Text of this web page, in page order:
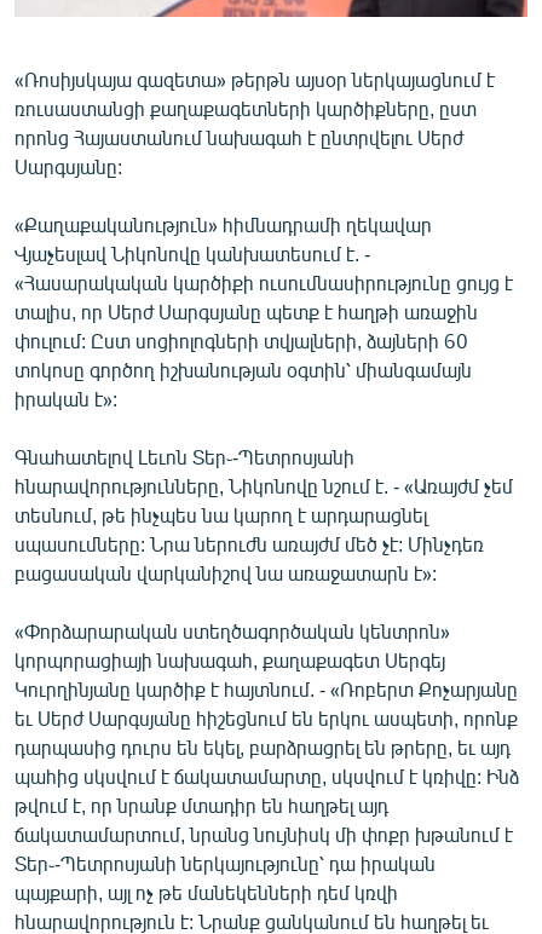
ԿՈՐՈՆԱՎԻՐՈՒՍ
ԱՐԽԻՎ
ՏԵՍԱՆՅՈՒԹԵՐ
ՁԳՏԵԼՈՎ ԼԱՎԱԳՈՒՅՆԻՆ
ՓՈԴՔԱՍԹ
Հայերեն
English
ՀԵՏԵՎԵՔ ՄԵԶ
«Ազատության» բոլոր կայքերը
«Ռոսիյսկայա գազետա» թերթն այսօր ներկայացնում է
ռուսաստանցի քաղաքագետների կարծիքները, ըստ
որոնց Հայաստանում նախագահ է ընտրվելու Սերժ
Սարգսյանը:
«Քաղաքականություն» հիմնադրամի ղեկավար
Վյաչեսլավ Նիկոնովը կանխատեսում է. -
«Հասարակական կարծիքի ուսումնասիրությունը ցույց է
տալիս, որ Սերժ Սարգսյանը պետք է հաղթի առաջին
փուլում: Ըստ սոցիոլոգների տվյալների, ձայների 60
տոկոսը գործող իշխանության օգտին՝ միանգամայն
իրական է»:
Գնահատելով Լեւոն Տեր֊-Պետրոսյանի
հնարավորությունները, Նիկոնովը նշում է. - «Առայժմ չեմ
տեսնում, թե ինչպես նա կարող է արդարացնել
սպասումները: Նրա ներուժն առայժմ մեծ չէ: Մինչդեռ
բացասական վարկանիշով նա առաջատարն է»:
«Փորձարարական ստեղծագործական կենտրոն»
կորպորացիայի նախագահ, քաղաքագետ Սերգեյ
Կուրղինյանը կարծիք է հայտնում. - «Ռոբերտ Քոչարյանը
եւ Սերժ Սարգսյանը հիշեցնում են երկու ասպետի, որոնք
դարպասից դուրս են եկել, բարձրացրել են թրերը, եւ այդ
պահից սկսվում է ճակատամարտը, սկսվում է կռիվը: Ինձ
թվում է, որ նրանք մտադիր են հաղթել այդ
ճակատամարտում, նրանց նույնիսկ մի փոքր խթանում է
Տեր֊-Պետրոսյանի ներկայությունը՝ դա իրական
պայքարի, այլ ոչ թե մանեկենների դեմ կռվի
հնարավորություն է: Նրանք ցանկանում են հաղթել եւ